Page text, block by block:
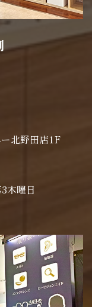
北野田店1F
木曜日